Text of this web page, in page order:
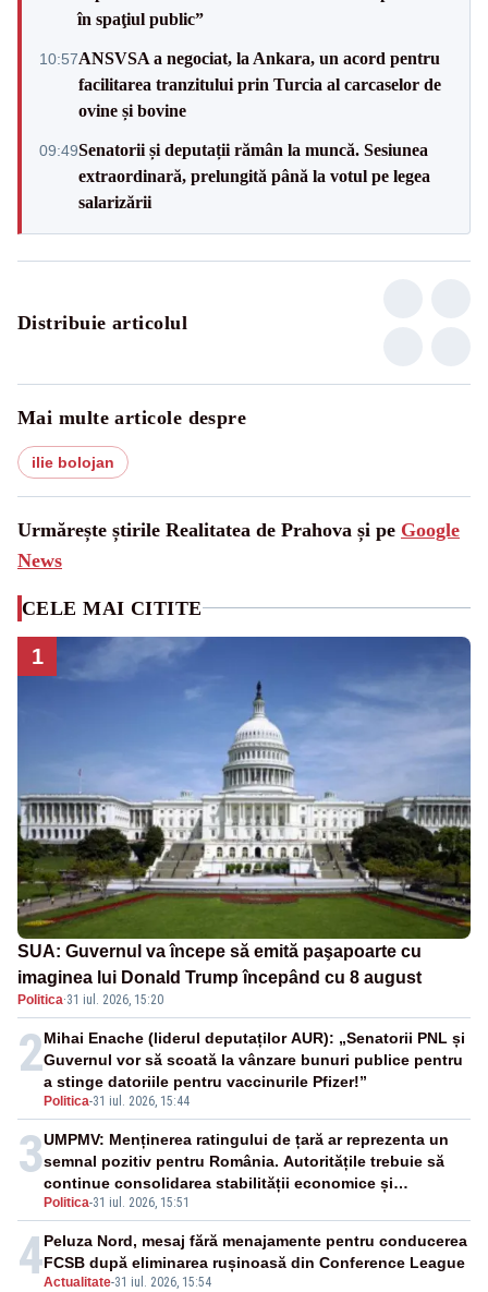
în spaţiul public”
10:57ANSVSA a negociat, la Ankara, un acord pentru
facilitarea tranzitului prin Turcia al carcaselor de
ovine și bovine
09:49Senatorii și deputații rămân la muncă. Sesiunea
extraordinară, prelungită până la votul pe legea
salarizării
Distribuie articolul
Mai multe articole despre
ilie bolojan
Urmărește știrile Realitatea de Prahova și pe Google
News
CELE MAI CITITE
1
SUA: Guvernul va începe să emită paşapoarte cu
imaginea lui Donald Trump începând cu 8 august
Politica·31 iul. 2026, 15:20
2
Politica-31 iul. 2026, 15:44
Mihai Enache (liderul deputaților AUR): „Senatorii PNL și
Guvernul vor să scoată la vânzare bunuri publice pentru
a stinge datoriile pentru vaccinurile Pfizer!”
3
Politica-31 iul. 2026, 15:51
UMPMV: Menținerea ratingului de țară ar reprezenta un
semnal pozitiv pentru România. Autoritățile trebuie să
continue consolidarea stabilității economice și
financiare
4Actualitate-31 iul. 2026, 15:54
Peluza Nord, mesaj fără menajamente pentru conducerea
FCSB după eliminarea rușinoasă din Conference League